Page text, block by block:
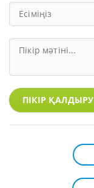
ПІКІР ҚАЛДЫРУ